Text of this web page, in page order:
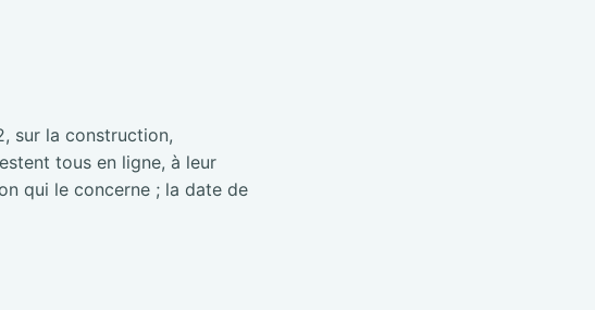
sur la construction,
tous en ligne, à leur
qui le concerne ; la date de